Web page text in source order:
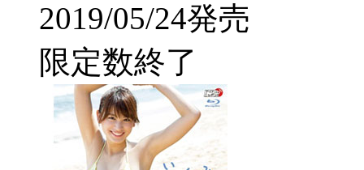
2019/05/24発売
限定数終了